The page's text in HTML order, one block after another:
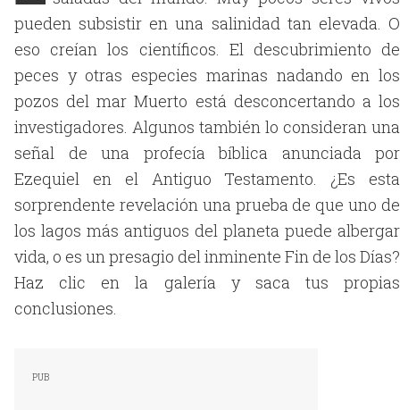
pueden subsistir en una salinidad tan elevada. O
eso creían los científicos. El descubrimiento de
peces y otras especies marinas nadando en los
pozos del mar Muerto está desconcertando a los
investigadores. Algunos también lo consideran una
señal de una profecía bíblica anunciada por
Ezequiel en el Antiguo Testamento. ¿Es esta
sorprendente revelación una prueba de que uno de
los lagos más antiguos del planeta puede albergar
vida, o es un presagio del inminente Fin de los Días?
Haz clic en la galería y saca tus propias
conclusiones.